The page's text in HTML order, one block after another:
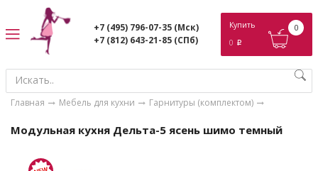
+7 (495) 796-07-35 (Мск)
+7 (812) 643-21-85 (СПб)
Купить
0 p
0
Главная Мебель для кухни Гарнитуры (комплектом)
Модульная кухня Дельта-5 ясень шимо темный